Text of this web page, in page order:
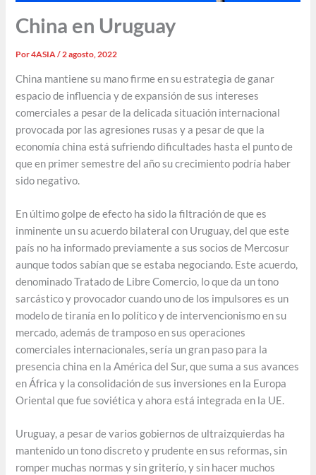
China en Uruguay
Por4ASIA/2 agosto, 2022
China mantiene su mano firme en su estrategia de ganar
espacio de influencia y de expansión de sus intereses
comerciales a pesar de la delicada situación internacional
provocada por las agresiones rusas y a pesar de que la
economía china está sufriendo dificultades hasta el punto de
que en primer semestre del año su crecimiento podría haber
sido negativo.
En último golpe de efecto ha sido la filtración de que es
inminente un su acuerdo bilateral con Uruguay, del que este
país no ha informado previamente a sus socios de Mercosur
aunque todos sabían que se estaba negociando. Este acuerdo,
denominado Tratado de Libre Comercio, lo que da un tono
sarcástico y provocador cuando uno de los impulsores es un
modelo de tiranía en lo político y de intervencionismo en su
mercado, además de tramposo en sus operaciones
comerciales internacionales, sería un gran paso para la
presencia china en la América del Sur, que suma a sus avances
en África y la consolidación de sus inversiones en la Europa
Oriental que fue soviética y ahora está integrada en la UE.
Uruguay, a pesar de varios gobiernos de ultraizquierdas ha
mantenido un tono discreto y prudente en sus reformas, sin
romper muchas normas y sin griterío, y sin hacer muchos